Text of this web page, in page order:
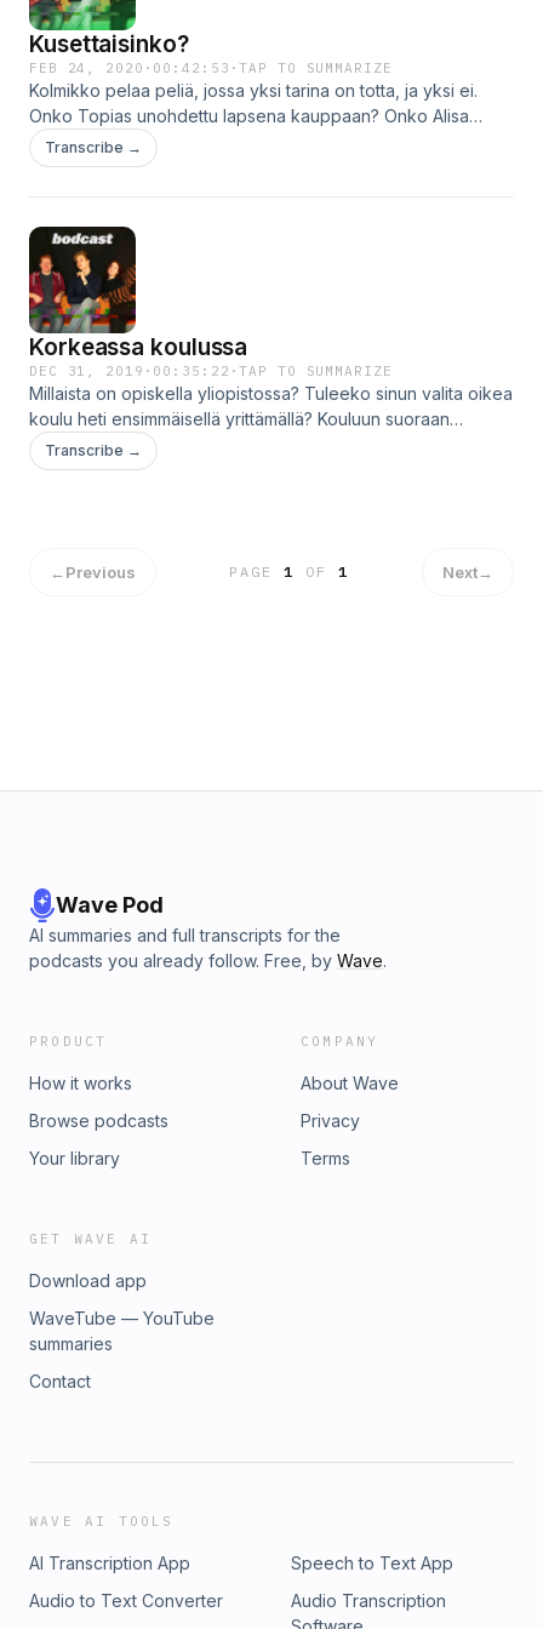
Kusettaisinko?
FEB 24, 2020 · 00:42:53 ·TAP TO SUMMARIZE
Kolmikko pelaa peliä, jossa yksi tarina on totta, ja yksi ei.
Onko Topias unohdettu lapsena kauppaan? Onko Alisa
käynyt salilla vessassa ovi auki? Onko OP aiheuttanut
pienenä palohälyytyksen? Kysy meiltä kysymyksiä
Transcribe →
Korkeassa koulussa
DEC 31, 2019 · 00:35:22 ·TAP TO SUMMARIZE
Millaista on opiskella yliopistossa? Tuleeko sinun valita oikea
koulu heti ensimmäisellä yrittämällä? Kouluun suoraan
päässyt vieras kertoo kaiken! Seuraa meitä Instagramissa!
@bodcastig
Transcribe →
←Previous PAGE1 OF 1 Next→
Wave Pod
AI summaries and full transcripts for the
podcasts you already follow. Free, by Wave.
PRODUCT
How it works
Browse podcasts
Your library
COMPANY
About Wave
Privacy
Terms
GET WAVE AI
Download app
WaveTube — YouTube
summaries
Contact
WAVE AI TOOLS
AI Transcription App
Speech to Text App
Audio to Text Converter
Audio Transcription